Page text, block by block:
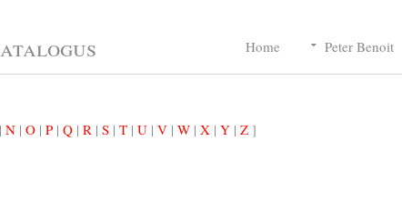
Home Peter Benoit
| N | O | P | Q | R | S | T | U | V | W | X | Y | Z ]